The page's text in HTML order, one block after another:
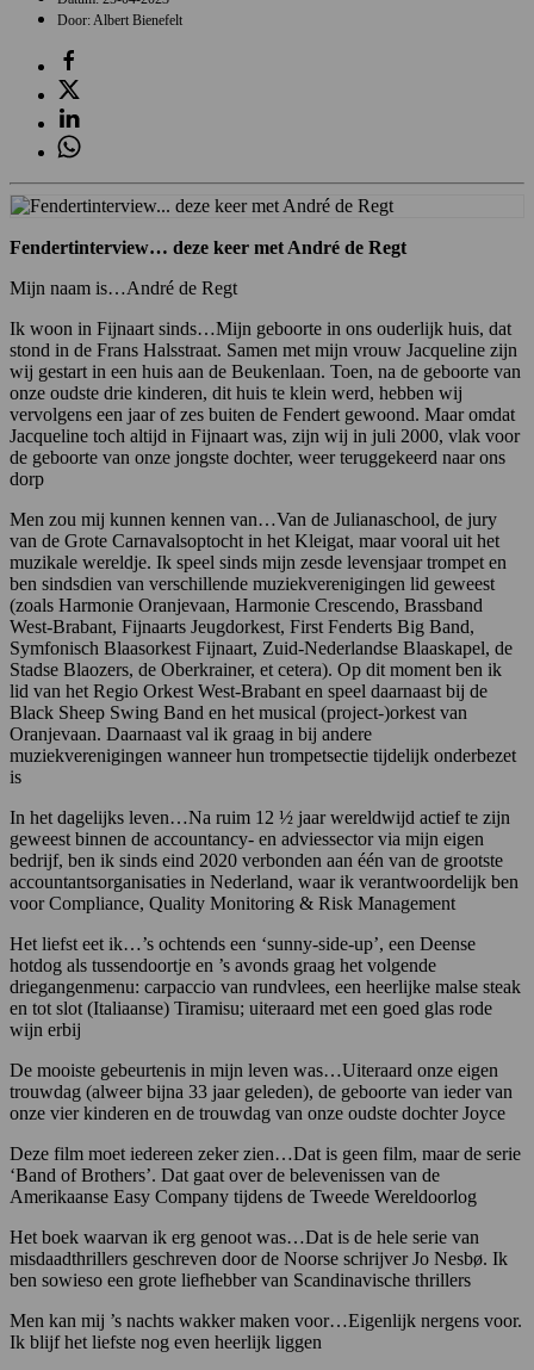
Door: Albert Bienefelt
Fendertinterview… deze keer met André de Regt
Mijn naam is…André de Regt
Ik woon in Fijnaart sinds…Mijn geboorte in ons ouderlijk huis, dat
stond in de Frans Halsstraat. Samen met mijn vrouw Jacqueline zijn
wij gestart in een huis aan de Beukenlaan. Toen, na de geboorte van
onze oudste drie kinderen, dit huis te klein werd, hebben wij
vervolgens een jaar of zes buiten de Fendert gewoond. Maar omdat
Jacqueline toch altijd in Fijnaart was, zijn wij in juli 2000, vlak voor
de geboorte van onze jongste dochter, weer teruggekeerd naar ons
dorp
Men zou mij kunnen kennen van…Van de Julianaschool, de jury
van de Grote Carnavalsoptocht in het Kleigat, maar vooral uit het
muzikale wereldje. Ik speel sinds mijn zesde levensjaar trompet en
ben sindsdien van verschillende muziekverenigingen lid geweest
(zoals Harmonie Oranjevaan, Harmonie Crescendo, Brassband
West-Brabant, Fijnaarts Jeugdorkest, First Fenderts Big Band,
Symfonisch Blaasorkest Fijnaart, Zuid-Nederlandse Blaaskapel, de
Stadse Blaozers, de Oberkrainer, et cetera). Op dit moment ben ik
lid van het Regio Orkest West-Brabant en speel daarnaast bij de
Black Sheep Swing Band en het musical (project-)orkest van
Oranjevaan. Daarnaast val ik graag in bij andere
muziekverenigingen wanneer hun trompetsectie tijdelijk onderbezet
is
In het dagelijks leven…Na ruim 12 ½ jaar wereldwijd actief te zijn
geweest binnen de accountancy- en adviessector via mijn eigen
bedrijf, ben ik sinds eind 2020 verbonden aan één van de grootste
accountantsorganisaties in Nederland, waar ik verantwoordelijk ben
voor Compliance, Quality Monitoring & Risk Management
Het liefst eet ik…’s ochtends een ‘sunny-side-up’, een Deense
hotdog als tussendoortje en ’s avonds graag het volgende
driegangenmenu: carpaccio van rundvlees, een heerlijke malse steak
en tot slot (Italiaanse) Tiramisu; uiteraard met een goed glas rode
wijn erbij
De mooiste gebeurtenis in mijn leven was…Uiteraard onze eigen
trouwdag (alweer bijna 33 jaar geleden), de geboorte van ieder van
onze vier kinderen en de trouwdag van onze oudste dochter Joyce
Deze film moet iedereen zeker zien…Dat is geen film, maar de serie
‘Band of Brothers’. Dat gaat over de belevenissen van de
Amerikaanse Easy Company tijdens de Tweede Wereldoorlog
Het boek waarvan ik erg genoot was…Dat is de hele serie van
misdaadthrillers geschreven door de Noorse schrijver Jo Nesbø. Ik
ben sowieso een grote liefhebber van Scandinavische thrillers
Men kan mij ’s nachts wakker maken voor…Eigenlijk nergens voor.
Ik blijf het liefste nog even heerlijk liggen